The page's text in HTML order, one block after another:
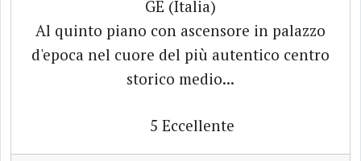
GE (Italia)
Al quinto piano con ascensore in palazzo
d'epoca nel cuore del più autentico centro
storico medio...
5 Eccellente